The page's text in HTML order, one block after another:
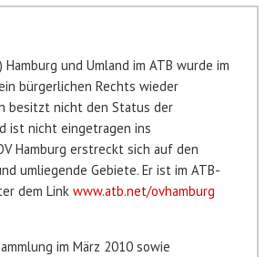
Hamburg und Umland im ATB wurde im
bürgerlichen Rechts wieder
besitzt nicht den Status der
ist nicht eingetragen ins
Hamburg erstreckt sich auf den
umliegende Gebiete. Er ist im ATB-
dem Link www.atb.net/ovhamburg
im März 2010 sowie